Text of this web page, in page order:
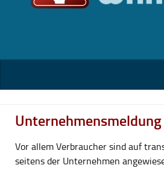
Vor allem Verbraucher sind auf
seitens der Unternehmen